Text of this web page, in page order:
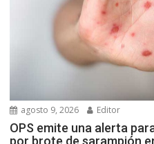
agosto 9, 2026 Editor
OPS emite una alerta